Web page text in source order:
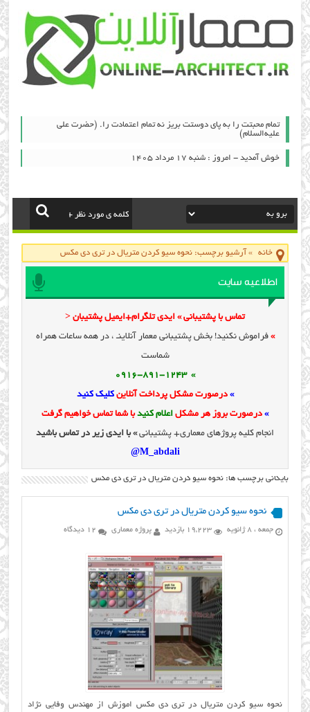
تمام محبتت را به پای دوستت بریز نه تمام اعتمادت را. (حضرت علی
علیه‌السلام)
خوش آمدید - امروز : شنبه ۱۷ مرداد ۱۴۰۵
خانه » آرشیو برچسب: نحوه سیو کردن متریال در تری دی مکس
اطلاعیه سایت
تماس با پشتیبانی » ایدی تلگرام+ایمیل پشتیبان <
» فراموش نکنید! بخش پشتیبانی معمار آنلاینـ ، در همه ساعات همراه
شماست
» 0916-891-1243
» درصورت مشکل پرداخت آنلاینکلیک کنید
» درصورت بروز هر مشکل اعلام کنیدبا شما تماس خواهیم گرفت
انجام کلیه پروژهای معماری+ پشتیبانی» با ایدی زیر در تماس باشید
M_abdali@
بایگانی برچسب ها: نحوه سیو کردن متریال در تری دی مکس
نحوه سیو کردن متریال در تری دی مکس
جمعه ، 8 ژانویه 19,223 بازدید پروژه معماری 12 دیدگاه
نحوه سیو کردن متریال در تری دی مکس اموزش از مهندس وفایی نژاد